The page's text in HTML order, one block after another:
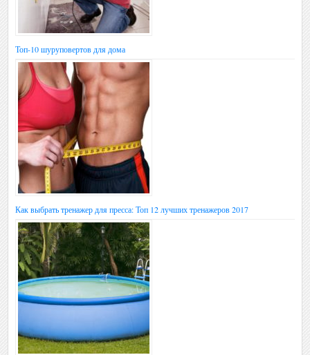
Топ-10 шуруповертов для дома
Как выбрать тренажер для пресса: Топ 12 лучших тренажеров 2017